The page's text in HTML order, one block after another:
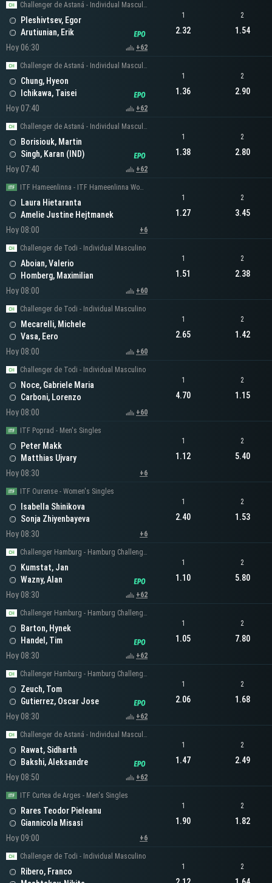
Challenger de Astaná - Individual Masculino
Pleshivtsev, Egor
Arutiunian, Erik
Hoy 06:30
+62
1
2.32
2
1.54
Challenger de Astaná - Individual Masculino
Chung, Hyeon
Ichikawa, Taisei
Hoy 07:40
+62
1
1.36
2
2.90
Challenger de Astaná - Individual Masculino
Borisiouk, Martin
Singh, Karan (IND)
Hoy 07:40
+62
1
1.38
2
2.80
ITF Hameenlinna - ITF Hameenlinna Women's Singles
Laura Hietaranta
Amelie Justine Hejtmanek
Hoy 08:00
+6
1
1.27
2
3.45
Challenger de Todi - Individual Masculino
Aboian, Valerio
Homberg, Maximilian
Hoy 08:00
+60
1
1.51
2
2.38
Challenger de Todi - Individual Masculino
Mecarelli, Michele
Vasa, Eero
Hoy 08:00
+60
1
2.65
2
1.42
Challenger de Todi - Individual Masculino
Noce, Gabriele Maria
Carboni, Lorenzo
Hoy 08:00
+60
1
4.70
2
1.15
ITF Poprad - Men's Singles
Peter Makk
Matthias Ujvary
Hoy 08:30
+6
1
1.12
2
5.40
ITF Ourense - Women's Singles
Isabella Shinikova
Sonja Zhiyenbayeva
Hoy 08:30
+6
1
2.40
2
1.53
Challenger Hamburg - Hamburg Challenger Men's Singles
Kumstat, Jan
Wazny, Alan
Hoy 08:30
+62
1
1.10
2
5.80
Challenger Hamburg - Hamburg Challenger Men's Singles
Barton, Hynek
Handel, Tim
Hoy 08:30
+62
1
1.05
2
7.80
Challenger Hamburg - Hamburg Challenger Men's Singles
Zeuch, Tom
Gutierrez, Oscar Jose
Hoy 08:30
+62
1
2.06
2
1.68
Challenger de Astaná - Individual Masculino
Rawat, Sidharth
Bakshi, Aleksandre
Hoy 08:50
+62
1
1.47
2
2.49
ITF Curtea de Arges - Men's Singles
Rares Teodor Pieleanu
Giannicola Misasi
Hoy 09:00
+6
1
1.90
2
1.82
Challenger de Todi - Individual Masculino
Ribero, Franco
1 2